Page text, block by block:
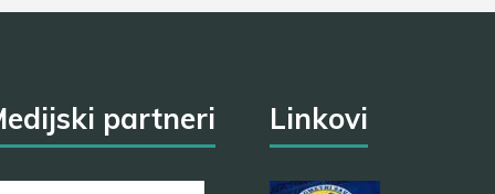
partneri Linkovi